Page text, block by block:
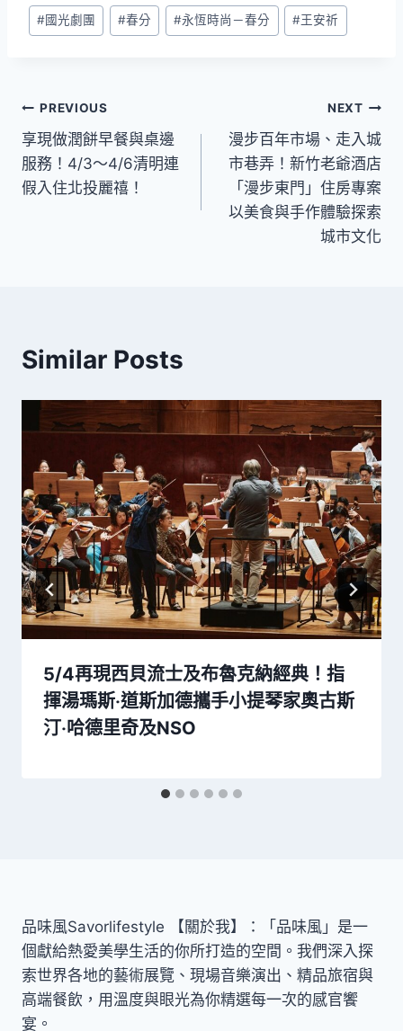
Post
Tags:
#國光劇團 #春分 #永恆時尚－春分 #王安祈
文
章
導
PREVIOUS
享現做潤餅早餐與桌邊
服務！4/3～4/6清明連
假入住北投麗禧！
NEXT
漫步百年市場、走入城
市巷弄！新竹老爺酒店
「漫步東門」住房專案
以美食與手作體驗探索
城市文化
Similar Posts
5/4再現西貝流士及布魯克納經典！指
揮湯瑪斯‧道斯加德攜手小提琴家奧古斯
汀‧哈德里奇及NSO
品味風Savorlifestyle 【關於我】：「品味風」是一
個獻給熱愛美學生活的你所打造的空間。我們深入探
索世界各地的藝術展覽、現場音樂演出、精品旅宿與
高端餐飲，用溫度與眼光為你精選每一次的感官饗
宴。